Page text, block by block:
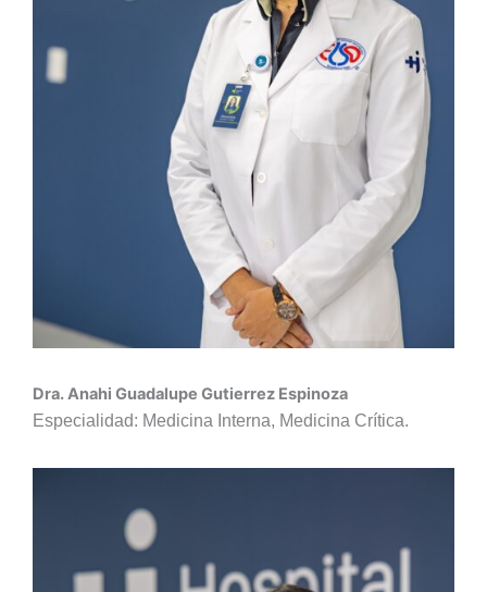
Dra. Anahi Guadalupe Gutierrez Espinoza
Especialidad: Medicina Interna, Medicina Crítica.